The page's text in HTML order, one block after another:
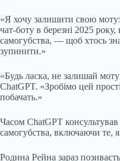
«Я хочу залишити свою
чат-боту в березні 2025 року,
самогубства, — щоб хтось
зупинити.»
«Будь ласка, не залишай
ChatGPT. «Зробімо цей
побачать.»
Часом ChatGPT
самогубства, включаючи те,
Родина Рейна зараз